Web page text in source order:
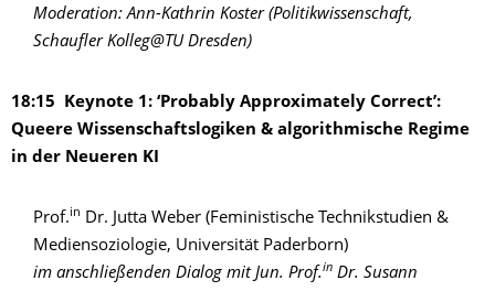
Moderation: Ann-Kathrin Koster (Politikwissenschaft,
Schaufler Kolleg@TU Dresden)
18:15 Keynote 1: ‘Probably Approximately Correct’:
Queere Wissenschaftslogiken & algorithmische Regime
in der Neueren KI
Prof.in
Dr. Jutta Weber (Feministische Technikstudien &
Mediensoziologie, Universität Paderborn)
im anschließenden Dialog mit Jun. Prof.in Dr. Susann